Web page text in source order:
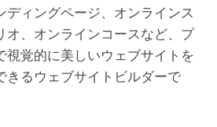
ディングページ、オンラインス
オ、オンラインコースなど、プ
視覚的に美しいウェブサイトを
きるウェブサイトビルダーで